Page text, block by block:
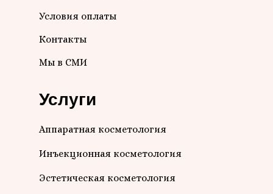
Услуги
Аппаратная косметология
Инъекционная косметология
Эстетическая косметология
Условия оплаты
Контакты
Мы в СМИ